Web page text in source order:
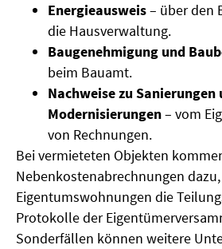
Energieausweis– über den
die Hausverwaltung.
Baugenehmigung und
beim Bauamt.
Nachweise zu Sanierungen
Modernisierungen– vom
von Rechnungen.
Bei vermieteten Objekten
Nebenkostenabrechnungen
Eigentumswohnungen die
Protokolle der
Sonderfällen können weitere